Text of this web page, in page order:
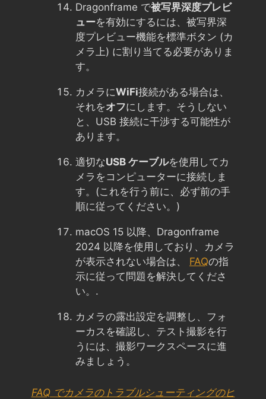
Dragonframe で被写界深度プレビ
ューを有効にするには、被写界深
度プレビュー機能を標準ボタン (カ
メラ上) に割り当てる必要がありま
す。
カメラにWiFi接続がある場合は、
それをオフにします。そうしない
と、USB 接続に干渉する可能性が
あります。
適切なUSB ケーブルを使用してカ
メラをコンピューターに接続しま
す。(これを行う前に、必ず前の手
順に従ってください。)
macOS 15 以降、Dragonframe
2024 以降を使用しており、カメラ
が表示されない場合は、 FAQの指
示に従って問題を解決してくださ
い。.
カメラの露出設定を調整し、フォ
ーカスを確認し、テスト撮影を行
うには、撮影ワークスペースに進
みましょう。
FAQ でカメラのトラブルシューティングのヒ